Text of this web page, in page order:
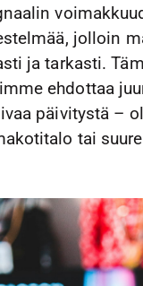
jolloin
ja tarkasti.
ehdottaa
päivitystä –
tai